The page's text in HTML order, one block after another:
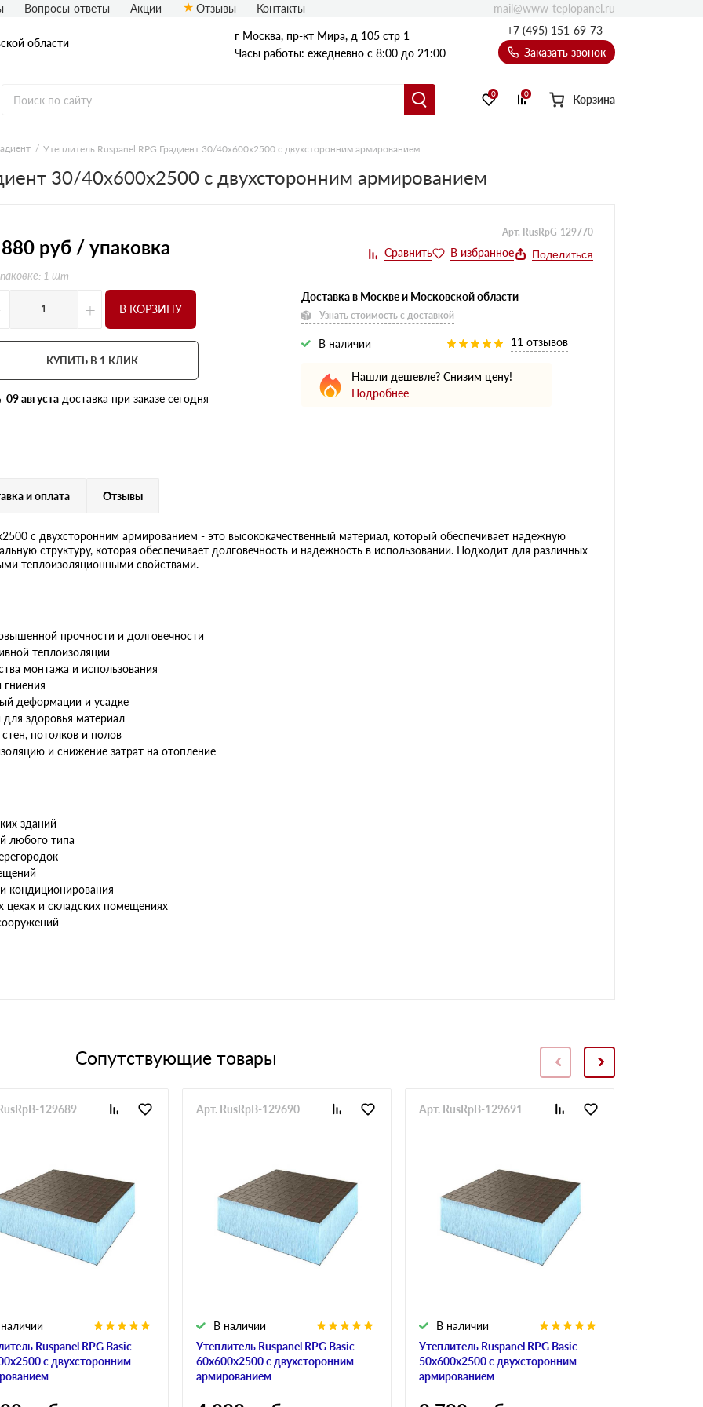
области
г Москва, пр-кт Мира, д 105 стр 1
Часы работы: ежедневно с 8:00 до 21:00
+7 (495) 151-69-73
Заказать звонок
L Кромка
Шип-паз
0 0 Корзина
Вопросы-ответы Акции Отзывы Контакты mail@www-teplopanel.ru
Утеплитель Ruspanel RPG Градиент 30/40х600х2500 с двухсторонним армированием
30/40х600х2500 с двухсторонним армированием
руб / упаковка
1 шт
Арт. RusRpG-129770
Поделиться
+ В КОРЗИНУ
КУПИТЬ В 1 КЛИК
09 августа доставка при заказе сегодня
Доставка в Москве и Московской области
Узнать стоимость с доставкой
В наличии 11 отзывов
Нашли дешевле? Снизим цену!
Подробнее
и оплата Отзывы
с двухсторонним армированием - это высококачественный материал, который обеспечивает надежную
структуру, которая обеспечивает долговечность и надежность в использовании. Подходит для различных
теплоизоляционными свойствами.
прочности и долговечности
теплоизоляции
монтажа и использования
деформации и усадке
здоровья материал
потолков и полов
и снижение затрат на отопление
зданий
любого типа
кондиционирования
цехах и складских помещениях
Сопутствующие товары
Ruspanel RPG Basic
с двухсторонним
129689
Утеплитель Ruspanel RPG Basic
60х600х2500 с двухсторонним
армированием
В наличии
Арт. RusRpB-129690
Утеплитель Ruspanel RPG Basic
50х600х2500 с двухсторонним
армированием
В наличии
Арт. RusRpB-129691